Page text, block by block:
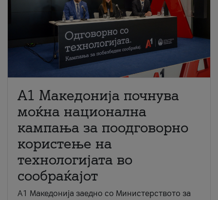
A1 Македонија почнува
моќна национална
кампања за поодговорно
користење на
технологијата во
сообраќајот
A1 Македонија заедно со Министерството за